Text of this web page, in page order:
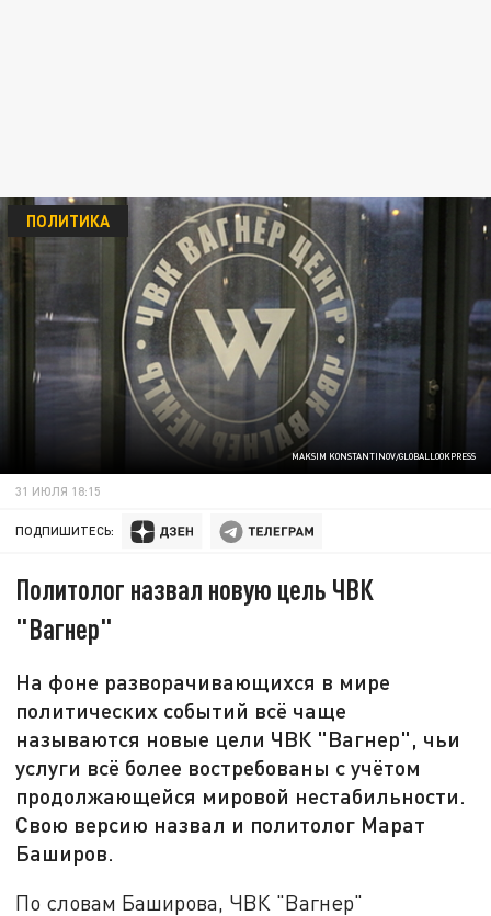
MAKSIM KONSTANTINOV/GLOBALLOOKPRESS
ПОЛИТИКА
31 ИЮЛЯ 18:15
ПОДПИШИТЕСЬ:
Политолог назвал новую цель ЧВК
"Вагнер"
На фоне разворачивающихся в мире
политических событий всё чаще
называются новые цели ЧВК "Вагнер", чьи
услуги всё более востребованы с учётом
продолжающейся мировой нестабильности.
Свою версию назвал и политолог Марат
Баширов.
По словам Баширова, ЧВК "Вагнер"